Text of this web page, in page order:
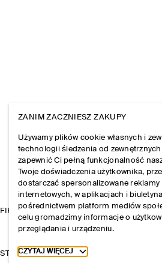
FIRMA
STREFA KLIENTA
ZANIM ZACZNIESZ ZAKUPY
Używamy plików cookie własnych i
technologii śledzenia od zewnętrznych
zapewnić Ci pełną funkcjonalność
Twoje doświadczenia użytkownika,
dostarczać spersonalizowane
internetowych, w aplikacjach i
pośrednictwem platform mediów
celu gromadzimy informacje o
przeglądania i urządzeniu.
Toggle more cookie information
CZYTAJ WIĘCEJ